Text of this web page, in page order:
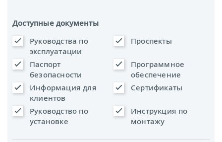
Доступные документы
Руководства по
эксплуатации
Проспекты
Паспорт
безопасности
Программное
обеспечение
Информация для
клиентов
Сертификаты
Руководство по
установке
Инструкция по
монтажу